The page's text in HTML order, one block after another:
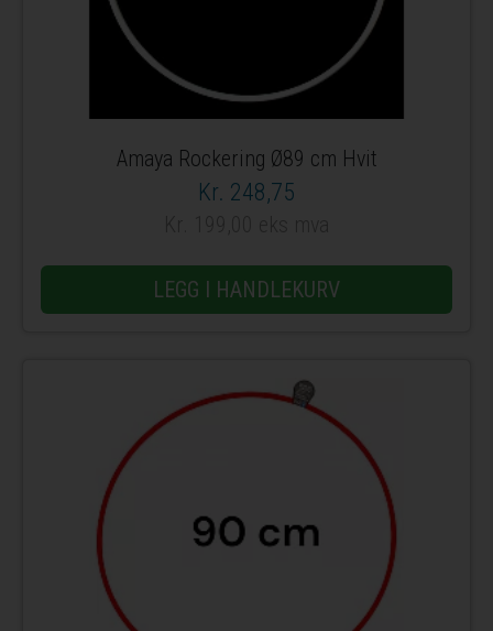
Amaya Rockering Ø89 cm Hvit
Kr. 248,75
LEGG I HANDLEKURV